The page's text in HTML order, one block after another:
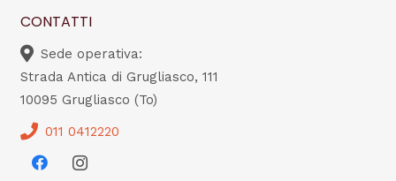
CONTATTI
Sede operativa:
Strada Antica di Grugliasco, 111
10095 Grugliasco (To)
011 0412220